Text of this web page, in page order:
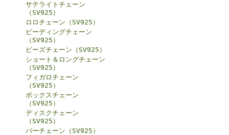
サテライトチェーン
（SV925）
ロロチェーン（SV925）
ビーディングチェーン
（SV925）
ビーズチェーン（SV925）
ショート＆ロングチェーン
（SV925）
フィガロチェーン
（SV925）
ボックスチェーン
（SV925）
ディスクチェーン
（SV925）
バーチェーン（SV925）